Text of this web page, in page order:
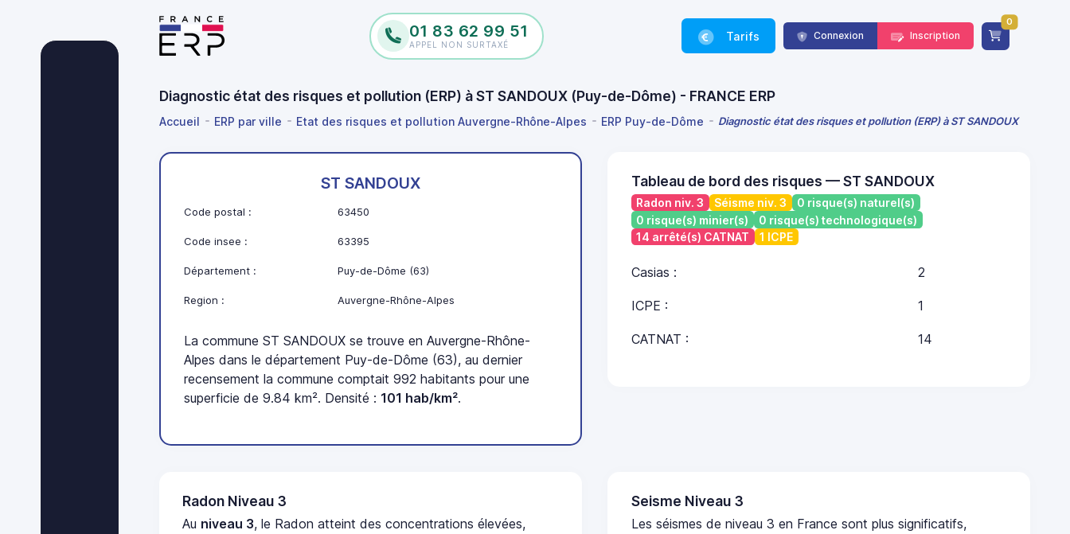
01 83 62 99 51
APPEL NON SURTAXÉ
Tarifs Connexion Inscription
0
Diagnostic état des risques et pollution (ERP) à ST SANDOUX (Puy-de-Dôme) - FRANCE ERP
Accueil ERP par ville Etat des risques et pollution Auvergne-Rhône-Alpes ERP Puy-de-Dôme Diagnostic état des risques et pollution (ERP) à ST SANDOUX
ST SANDOUX
Code postal : 63450
Code insee : 63395
Département : Puy-de-Dôme (63)
Region : Auvergne-Rhône-Alpes
La commune ST SANDOUX se trouve en Auvergne-Rhône-
Alpes dans le département Puy-de-Dôme (63), au dernier
recensement la commune comptait 992 habitants pour une
superficie de 9.84 km². Densité : 101 hab/km².
Tableau de bord des risques — ST SANDOUX
Radon niv. 3 Séisme niv. 3
0 risque(s) naturel(s)
0 risque(s) minier(s)
0 risque(s) technologique(s)
14 arrêté(s) CATNAT
1 ICPE
Casias : 2
ICPE : 1
CATNAT : 14
Radon Niveau 3
Au niveau 3, le Radon atteint des concentrations élevées,
Seisme Niveau 3
Les séismes de niveau 3 en France sont plus significatifs,